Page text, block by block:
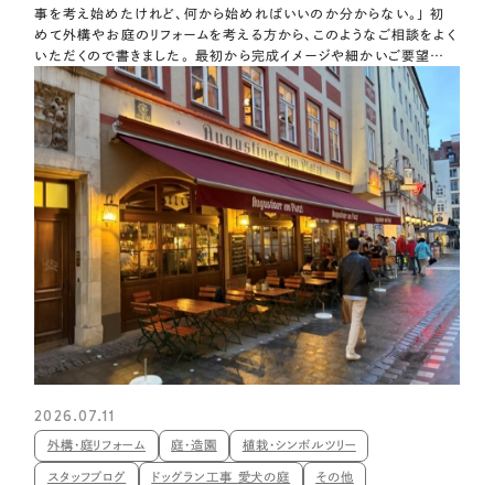
事を考え始めたけれど、何から始めればいいのか分からない。」 初
めて外構やお庭のリフォームを考える方から、このようなご相談をよく
いただくので書きました。 最初から完成イメージや細かいご要望が
決まっている必要はありません。 「雑草を何とかしたい。」 「車を停め
やすくしたい。」 「庭をもっと活用したい。又は減らした」 「手入れを
楽にしたい。…
2026.07.11
外構・庭リフォーム 庭・造園 植栽・シンボルツリー
スタッフブログ ドッグラン工事 愛犬の庭 その他